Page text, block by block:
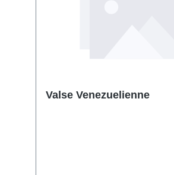
Valse Venezuelienne